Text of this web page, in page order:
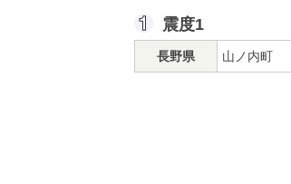
震度1
長野県 山ノ内町